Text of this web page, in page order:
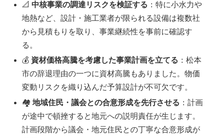
📐 中核事業の調達リスクを検証する ：特に小水力や
地熱など、設計・施工業者が限られる設備は複数社
から見積もりを取り、事業継続性を事前に確認す
る。
💰 資材価格高騰を考慮した事業計画を立てる ：松本
市の辞退理由の一つに資材高騰もありました。物価
変動リスクを織り込んだ予算設計が不可欠です。
🏘️地域住民・議会との合意形成を先行させる ：計画
が途中で頓挫すると地元への説明責任が生じます。
計画段階から議会・地元住民との丁寧な合意形成が